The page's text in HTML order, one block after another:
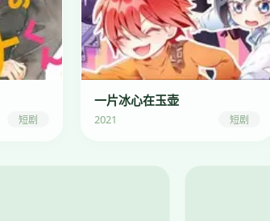
短剧
一片冰心在玉壶
2021 短剧